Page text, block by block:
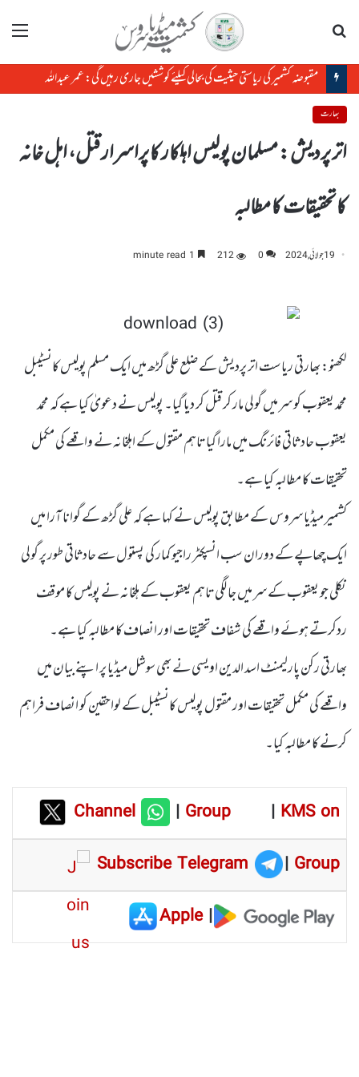
مینو
مقبوضہ کشمیر کی ریاستی حیثیت کی بحالی کیلئے کوششیں جاری رہیں گی: عمر عبداللہ
بھارت
اتر پردیش : مسلمان پولیس اہلکار کا پراسرار قتل، اہل خانہ
کا تحقیقات کا مطالبہ
19 جولائی, 2024 0
212
لکھنو: بھارتی ریاست اتر پردیش کے ضلع علی گڑھ میں ایک مسلم پولیس کانسٹیبل
محمد یعقوب کو سر میں گولی مار کر قتل کر دیا گیا۔ پولیس نے دعویٰ کیا ہے کہ محمد
یعقوب حادثاتی فائرنگ میں مارا گیا تاہم مقتول کے اہلخانہ نے واقعے کی مکمل
تحقیقات کا مطالبہ کیا ہے۔
کشمیر میڈیا سروس کے مطابق پولیس نے کہا ہے کہ علی گڑھ کے گوانا آرا میں
ایک چھاپے کے دوران سب انسپکٹر راجیو کمار کی پستول سے حادثاتی طور پر گولی
نکلی جو یعقوب کے سر میں جا لگی تاہم یعقوب کے ہلخانہ نے پولیس کا موقف
ردکرتے ہوئے واقعے کی شفاف تحقیقات اور انصاف کا مطالبہ کیا ہے۔
بھارتی رکن پارلیمنٹ اسد الدین اویسی نے بھی سوشل میڈیا پر اپنے بیان میں
واقعے کی مکمل تحقیقات اور مقتول پولیس کانسٹیبل کے لواحقین کو انصاف فراہم
کرنے کا مطالبہ کیا۔
Channel |Group | KMS on
Subscribe Telegram
| Group
|
Apple